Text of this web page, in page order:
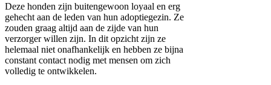
Deze honden zijn buitengewoon loyaal en erg
gehecht aan de leden van hun adoptiegezin. Ze
zouden graag altijd aan de zijde van hun
verzorger willen zijn. In dit opzicht zijn ze
helemaal niet onafhankelijk en hebben ze bijna
constant contact nodig met mensen om zich
volledig te ontwikkelen.